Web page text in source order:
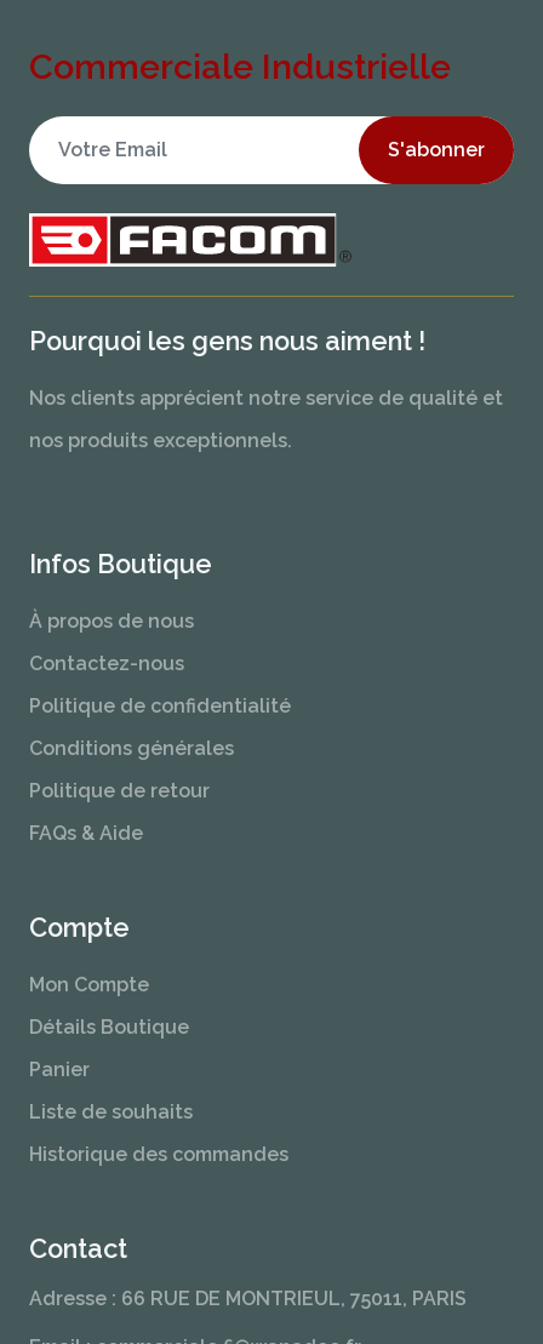
Commerciale Industrielle
S'abonner
Pourquoi les gens nous aiment !
Nos clients apprécient notre service de qualité et
nos produits exceptionnels.
Infos Boutique
À propos de nous
Contactez-nous
Politique de confidentialité
Conditions générales
Politique de retour
FAQs & Aide
Compte
Mon Compte
Détails Boutique
Panier
Liste de souhaits
Historique des commandes
Contact
Adresse : 66 RUE DE MONTRIEUL, 75011, PARIS